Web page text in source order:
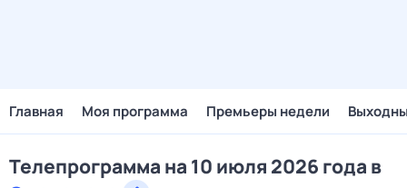
Главная Моя программа Премьеры недели
Телепрограмма на 10 июля 2026 года в